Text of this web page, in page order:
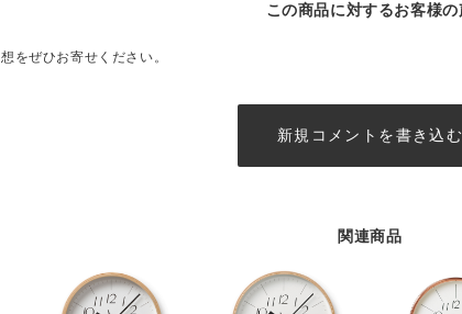
この商品に対するお客様の
をぜひお寄せください。
新規コメントを書き込
関連商品